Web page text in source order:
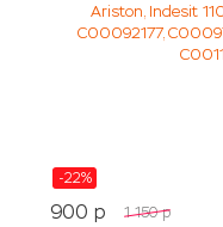
-22%
900 p 1 150 p